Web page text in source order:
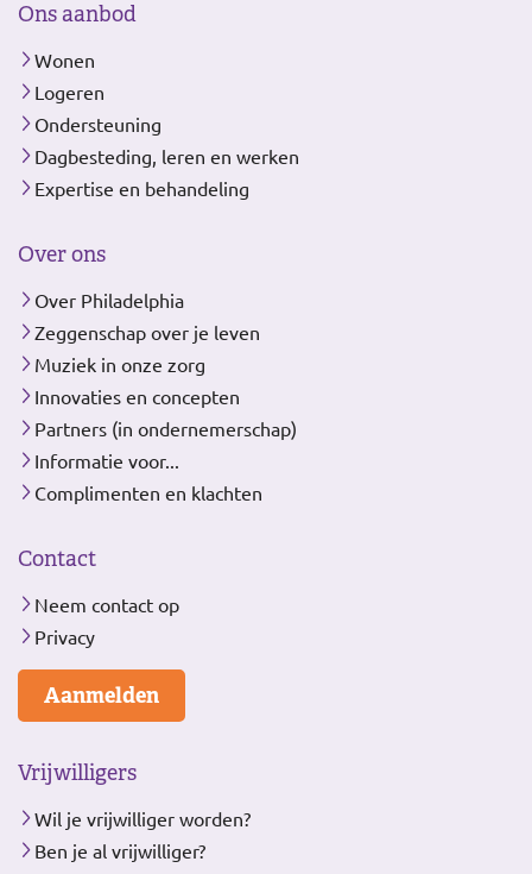
Ons aanbod
Wonen
Logeren
Ondersteuning
Dagbesteding, leren en werken
Expertise en behandeling
Over ons
Over Philadelphia
Zeggenschap over je leven
Muziek in onze zorg
Innovaties en concepten
Partners (in ondernemerschap)
Informatie voor...
Complimenten en klachten
Contact
Neem contact op
Privacy
Aanmelden
Vrijwilligers
Wil je vrijwilliger worden?
Ben je al vrijwilliger?